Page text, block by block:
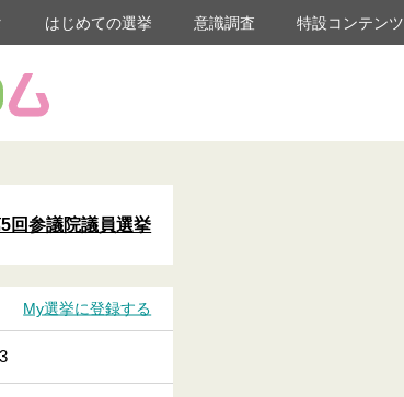
はじめての選挙 意識調査 特設コンテンツ
回参議院議員選挙
My選挙に登録する